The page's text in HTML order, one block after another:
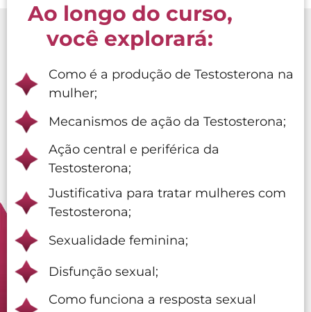
Ao longo do curso,
você explorará:
Como é a produção de Testosterona na
mulher;
Mecanismos de ação da Testosterona;
Ação central e periférica da
Testosterona;
Justificativa para tratar mulheres com
Testosterona;
Sexualidade feminina;
Disfunção sexual;
Como funciona a resposta sexual